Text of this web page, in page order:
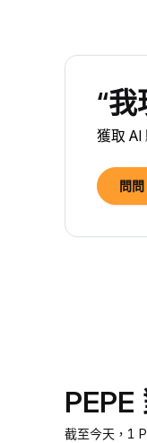
“
獲取 AI
問
截至今天，1